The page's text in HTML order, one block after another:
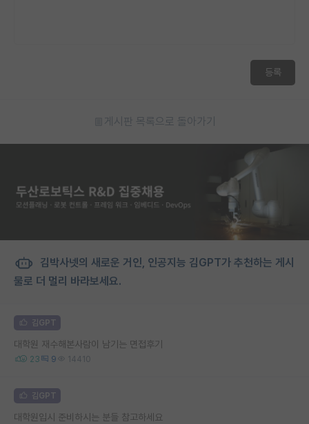
등록
게시판 목록으로 돌아가기
김박사넷의 새로운 거인, 인공지능 김GPT가 추천하는 게시
물로 더 멀리 바라보세요.
김GPT
대학원 재수해본사람이 남기는 면접후기
23 9 14410
김GPT
대학원입시 준비하시는 분들 참고하세요